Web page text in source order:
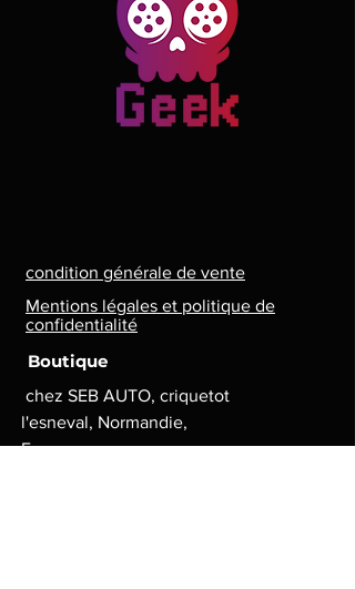
condition générale de vente
Mentions légales et politique de
confidentialité
Boutique
chez SEB AUTO, criquetot
l'esneval, Normandie,
France